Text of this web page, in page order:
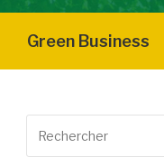
Green Business